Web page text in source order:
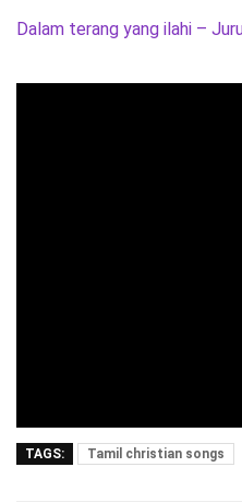
Dalam terang yang ilahi –
TAGS: Tamil christian songs